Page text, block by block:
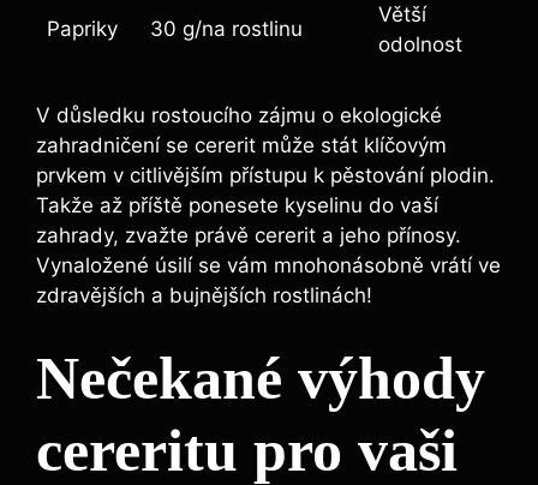
Papriky 30⁤ g/na rostlinu
Větší
‌odolnost
V ⁢důsledku rostoucího zájmu o ⁢ekologické
zahradničení se cererit může stát klíčovým
prvkem v citlivějším přístupu k pěstování plodin.
Takže až‌ příště ponesete kyselinu do vaší
zahrady, zvažte právě cererit a jeho přínosy.
Vynaložené úsilí se vám mnohonásobně vrátí ve
zdravějších a bujnějších rostlinách!
Nečekané ‍výhody
cereritu pro vaši